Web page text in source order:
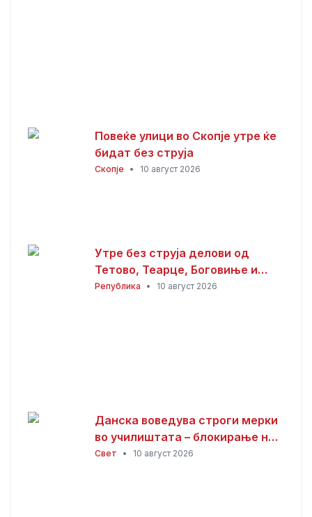
Повеќе улици во Скопје утре ќе
бидат без струја
Скопје • 10 август 2026
Утре без струја делови од
Тетово, Теарце, Боговиње и
други села
Република • 10 август 2026
Данска воведува строги мерки
во училиштата – блокирање на
ChatGPT
Свет • 10 август 2026